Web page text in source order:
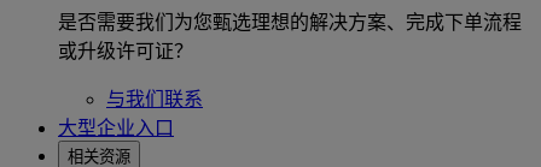
是否需要我们为您甄选理想的解决方案、完成下单流程
或升级许可证？
与我们联系
大型企业入口
相关资源